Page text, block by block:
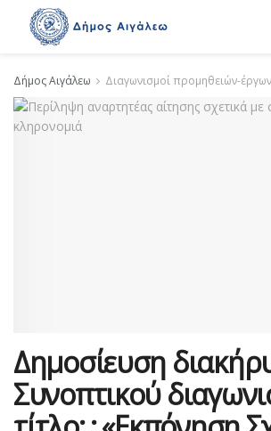
Δήμος Αιγάλεω Διαγωνισμοί προμηθειών-έργων
Δημοσίευση
Συνοπτικού